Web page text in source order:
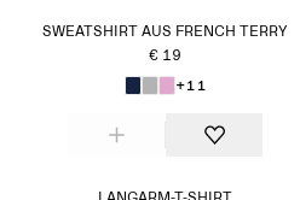
SWEATSHIRT AUS FRENCH TERRY
€ 19
+11